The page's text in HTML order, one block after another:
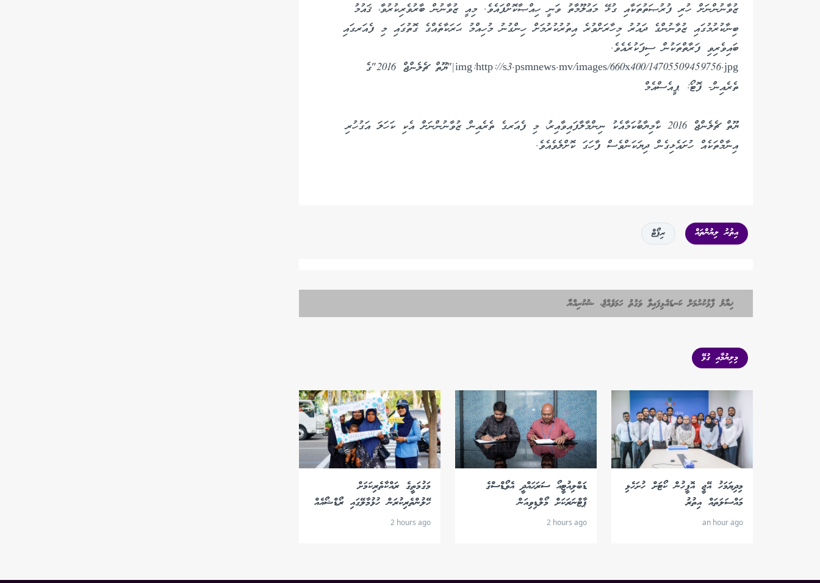
ޒުވާނުންނަށް ހުރި ފުރުޞަތުތަކާއި ގުޅޭ މަޢުލޫމާތު ވަނީ ހިއްޞާކޮށްފައެވެ. މިއީ ޒުވާނުން ބާރުވެރިކުރުވާ، ޤައުމު
ބިނާކުރުމުގައި ޒުވާނުންގެ ދައުރު މިހާރަށްވުރެ އިތުރުކުރުމަށް ހިންގުނު މުހިއްމު ޙަރަކާތެއްގެ ގޮތުގައި މި ފެއަރގައި
ބައިވެރިވި ފަރާތްތަކުން ސިފަކުރެއެވެ.
img:http://s3.psmnews.mv/images/660x400/14705509459756.jpg|"ޔޫތް ޗެލެންޖް 2016"ގެ
ތެރެއިން- ފޮޓޯ: ޕީއެސްއެމް
ޔޫތް ޗެލެންޖް 2016 ކާމިޔާބުކަމާއެކު ނިންމާލާފައިވާއިރު، މި ފެއަރގެ ތެރެއިން ޒުވާނުންނަށް އެކި ކަހަލަ އަގުހުރި
އިނާމްތަކެއް ހުށައެޅިގެން ދިޔަކަންވެސް ފާހަގަ ކޮށްލެވެއެވެ.
އިތުރު ލިޔުންތައް ރިޕޯޓް
ޚިޔާލު ފާޅުކުރުމަށް ކަނޑައެޅިފައިވާ ވަގުތު ހަމަވެއްޖެ، ޝުކުރިއްޔާ
މިލިޔުމާއި ގުޅޭ
މިދިޔަމަހު އޭޖީ އޮފީހުން ކޯޓަށް ހުށަހެޅި
މައްސަލަތައް އިތުރު
an hour ago
ޑަބްލިއުޓީއޯ ސަރަޙައްދީ އެވޯޑްސްގެ
ޕާޓްނަރަކަށް މޯލްޑިވިއަން
2 hours ago
މަގުމަތީގެ ރައްކާތެރިކަމަށް
ހޭލުންތެރިކުރަން ހުޅުމާލޭގައި ރޯޑްޝޯއެއް
2 hours ago